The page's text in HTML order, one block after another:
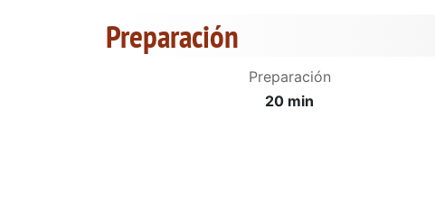
Preparación
Preparación
20 min